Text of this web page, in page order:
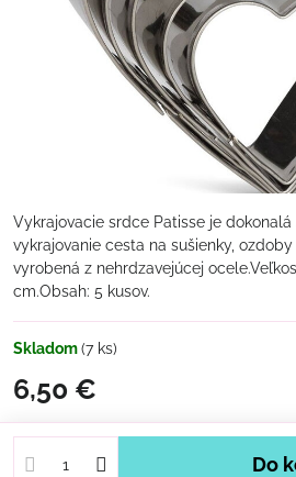
Vykrajovacie srdce Patisse je
vykrajovanie cesta na sušienky,
vyrobená z nehrdzavejúcej
cm.Obsah: 5 kusov.
Skladom(7ks)
6,50 €
Do